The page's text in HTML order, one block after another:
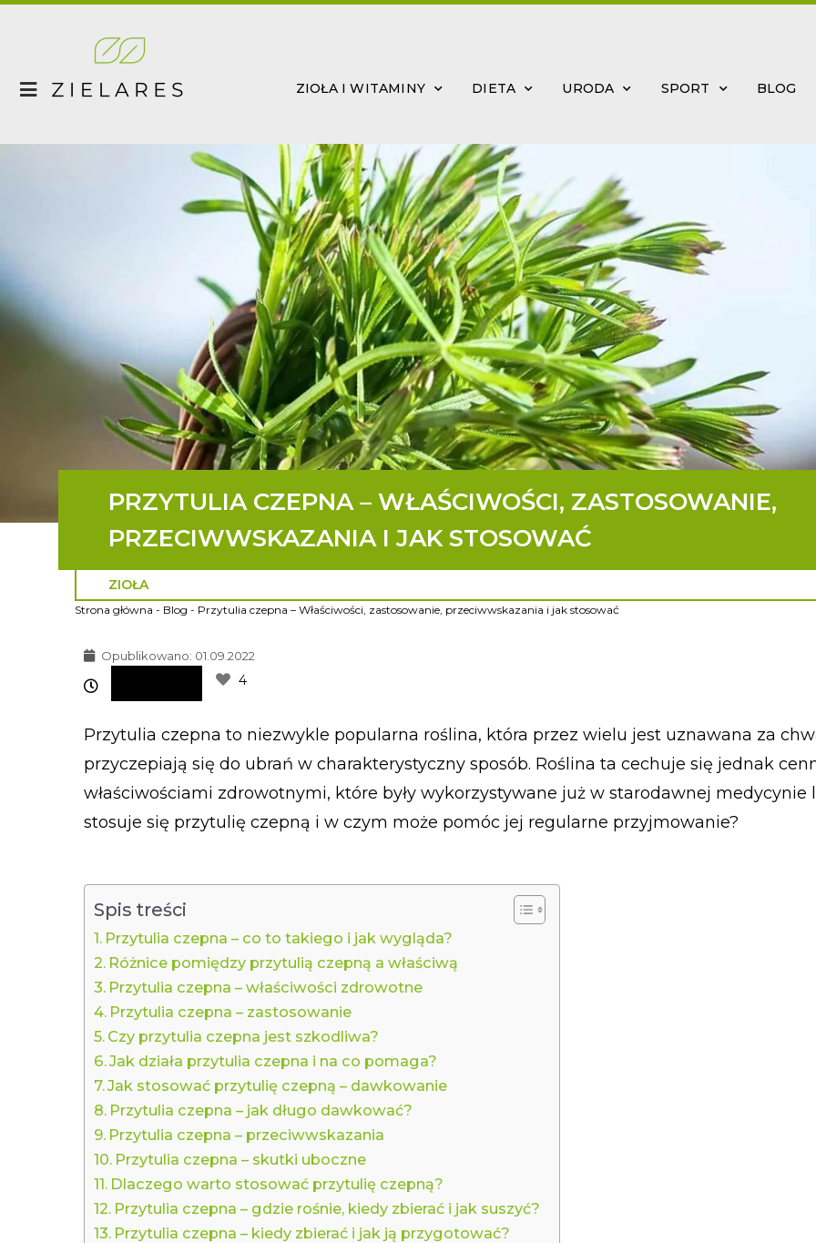
ZIOŁA I WITAMINY DIETA URODA SPORT BLOG
PRZYTULIA CZEPNA – WŁAŚCIWOŚCI, ZASTOSOWANIE,
PRZECIWWSKAZANIA I JAK STOSOWAĆ
ZIOŁA
Strona główna - Blog - Przytulia czepna – Właściwości, zastosowanie, przeciwwskazania i jak stosować
Opublikowano: 01.09.2022
4
Przytulia czepna to niezwykle popularna roślina, która przez wielu jest uznawana za
przyczepiają się do ubrań w charakterystyczny sposób. Roślina ta cechuje się jednak
właściwościami zdrowotnymi, które były wykorzystywane już w starodawnej medycynie
stosuje się przytulię czepną i w czym może pomóc jej regularne przyjmowanie?
Spis treści
Przytulia czepna – co to takiego i jak wygląda?
Różnice pomiędzy przytulią czepną a właściwą
Przytulia czepna – właściwości zdrowotne
Przytulia czepna – zastosowanie
Czy przytulia czepna jest szkodliwa?
Jak działa przytulia czepna i na co pomaga?
Jak stosować przytulię czepną – dawkowanie
Przytulia czepna – jak długo dawkować?
Przytulia czepna – przeciwwskazania
Przytulia czepna – skutki uboczne
Dlaczego warto stosować przytulię czepną?
Przytulia czepna – gdzie rośnie, kiedy zbierać i jak suszyć?
Przytulia czepna – kiedy zbierać i jak ją przygotować?